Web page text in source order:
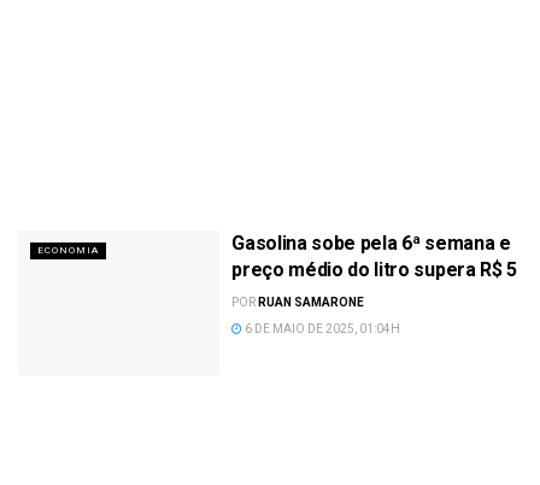
ECONOMIA
Gasolina sobe pela 6ª semana e
preço médio do litro supera R$ 5
POR RUAN SAMARONE
6 DE MAIO DE 2025, 01:04H